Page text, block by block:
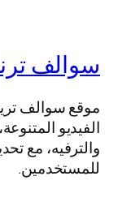
سوالف
موقع سوالف
الفيديو
والترفيه، مع
للمستخدمين.